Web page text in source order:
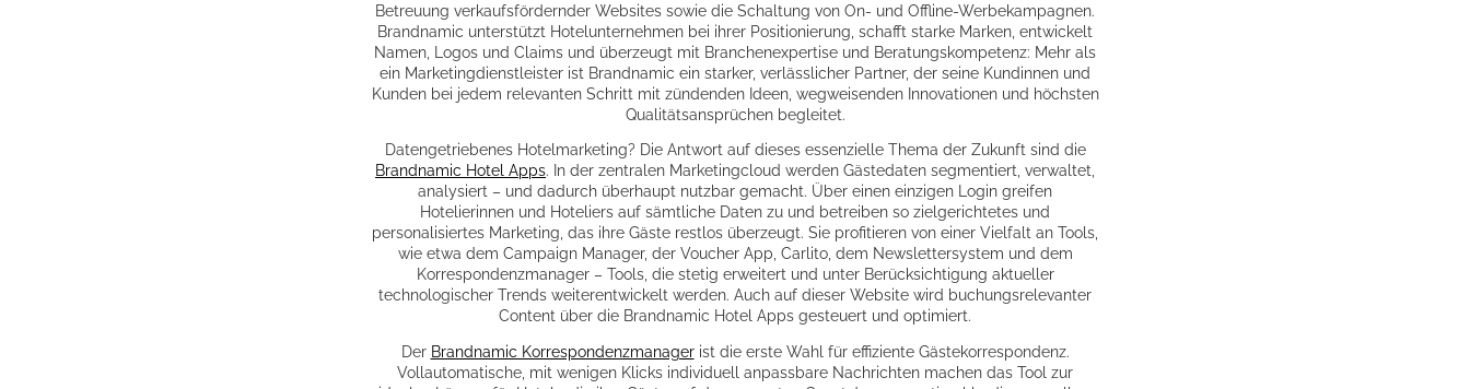
Betreuung verkaufsfördernder Websites sowie die Schaltung von On- und Offline-Werbekampagnen.
Brandnamic unterstützt Hotelunternehmen bei ihrer Positionierung, schafft starke Marken, entwickelt
Namen, Logos und Claims und überzeugt mit Branchenexpertise und Beratungskompetenz: Mehr als
ein Marketingdienstleister ist Brandnamic ein starker, verlässlicher Partner, der seine Kundinnen und
Kunden bei jedem relevanten Schritt mit zündenden Ideen, wegweisenden Innovationen und höchsten
Qualitätsansprüchen begleitet.
Datengetriebenes Hotelmarketing? Die Antwort auf dieses essenzielle Thema der Zukunft sind die
Brandnamic Hotel Apps. In der zentralen Marketingcloud werden Gästedaten segmentiert, verwaltet,
analysiert – und dadurch überhaupt nutzbar gemacht. Über einen einzigen Login greifen
Hotelierinnen und Hoteliers auf sämtliche Daten zu und betreiben so zielgerichtetes und
personalisiertes Marketing, das ihre Gäste restlos überzeugt. Sie profitieren von einer Vielfalt an Tools,
wie etwa dem Campaign Manager, der Voucher App, Carlito, dem Newslettersystem und dem
Korrespondenzmanager – Tools, die stetig erweitert und unter Berücksichtigung aktueller
technologischer Trends weiterentwickelt werden. Auch auf dieser Website wird buchungsrelevanter
Content über die Brandnamic Hotel Apps gesteuert und optimiert.
Der Brandnamic Korrespondenzmanagerist die erste Wahl für effiziente Gästekorrespondenz.
Vollautomatische, mit wenigen Klicks individuell anpassbare Nachrichten machen das Tool zur